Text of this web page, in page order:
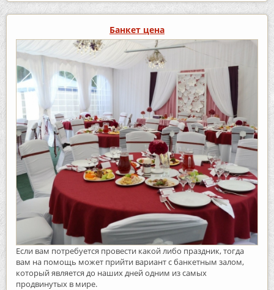
Банкет цена
Если вам потребуется провести какой либо праздник, тогда
вам на помощь может прийти вариант с банкетным залом,
который является до наших дней одним из самых
продвинутых в мире.